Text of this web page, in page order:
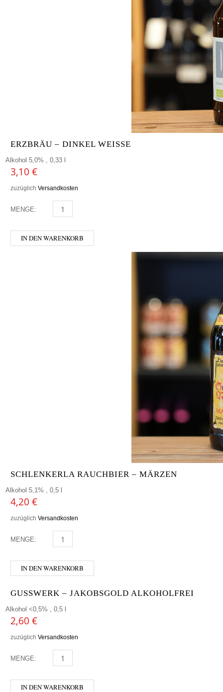
ERZBRÄU – DINKEL WEISSE
Alkohol 5,0% , 0,33 l
3,10 €
zuzüglich Versandkosten
MENGE: ERZBRÄU - DINKEL WEISSE MENGE
IN DEN WARENKORB
SCHLENKERLA RAUCHBIER – MÄRZEN
Alkohol 5,1% , 0,5 l
4,20 €
zuzüglich Versandkosten
MENGE: SCHLENKERLA RAUCHBIER - MÄRZEN MENGE
IN DEN WARENKORB
GUSSWERK – JAKOBSGOLD ALKOHOLFREI
Alkohol <0,5% , 0,5 l
2,60 €
zuzüglich Versandkosten
MENGE: GUSSWERK - JAKOBSGOLD ALKOHOLFREI MENGE
IN DEN WARENKORB